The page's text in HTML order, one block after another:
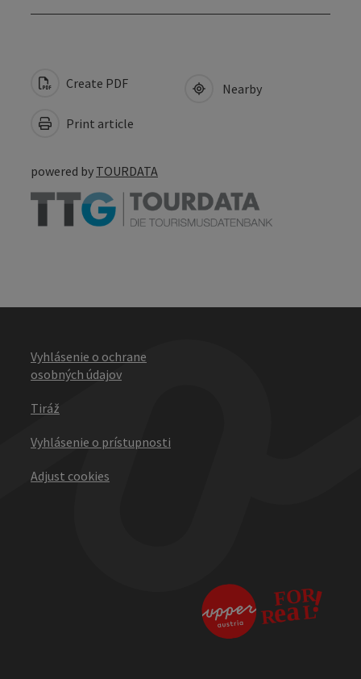
Create PDF
Print article
Nearby
powered by TOURDATA
Vyhlásenie o ochrane
osobných údajov
Tiráž
Vyhlásenie o prístupnosti
Adjust cookies